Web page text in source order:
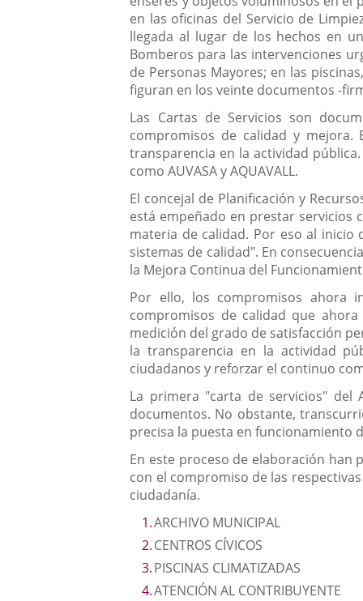
en las oficinas del Servicio de
llegada al lugar de los hechos en
Bomberos para las intervenciones
de Personas Mayores; en las
figuran en los veinte documentos -
Las Cartas de Servicios son
compromisos de calidad y
transparencia en la actividad
como AUVASA y AQUAVALL.
El concejal de Planificación y
está empeñado en prestar servicios
materia de calidad. Por eso al
sistemas de calidad". En
la Mejora Continua del
Por ello, los compromisos ahora
compromisos de calidad que
medición del grado de satisfacción
la transparencia en la actividad
ciudadanos y reforzar el continuo
La primera "carta de servicios" del
documentos. No obstante,
precisa la puesta en funcionamiento
En este proceso de elaboración han
con el compromiso de las
ciudadanía.
ARCHIVO MUNICIPAL
CENTROS CÍVICOS
PISCINAS CLIMATIZADAS
ATENCIÓN AL CONTRIBUYENTE